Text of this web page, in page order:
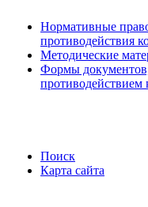
Нормативные
противодействия
Методические
Формы
противодействием
Поиск
Карта сайта